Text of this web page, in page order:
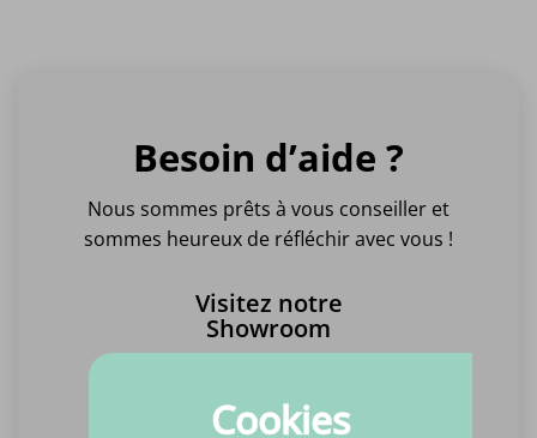
Besoin d’aide ?
Nous sommes prêts à vous conseiller et
sommes heureux de réfléchir avec vous !
Visitez notre
Showroom
Cookies